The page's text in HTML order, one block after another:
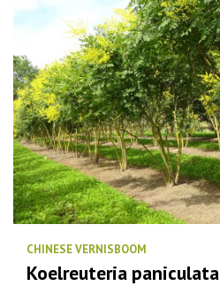
CHINESE VERNISBOOM
Koelreuteria paniculata